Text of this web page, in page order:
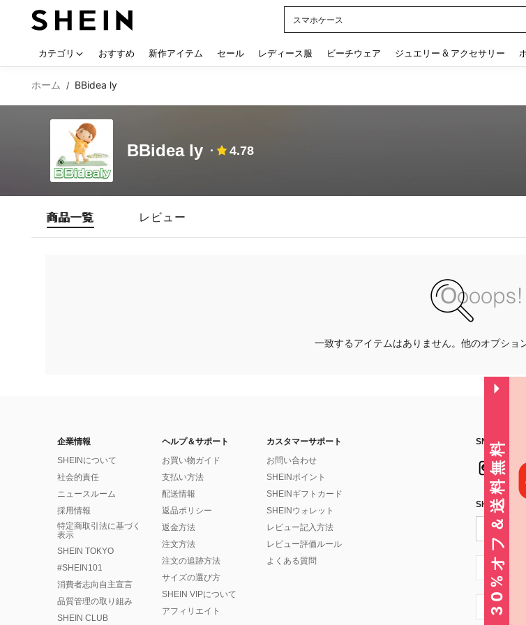
スマホケース
カテゴリ おすすめ 新作アイテム セール レディース服 ビーチウェア ジュエリー & アクセサリー
ホーム / BBidea ly
BBidea ly 4.78
商品一覧 レビュー
一致するアイテムはありません。他のオプショ
企業情報
SHEINについて
社会的責任
ニュースルーム
採用情報
特定商取引法に基づく
表示
SHEIN TOKYO
#SHEIN101
消費者志向自主宣言
品質管理の取り組み
SHEIN CLUB
ヘルプ＆サポート
お買い物ガイド
支払い方法
配送情報
返品ポリシー
返金方法
注文方法
注文の追跡方法
サイズの選び方
SHEIN VIPについて
アフィリエイト
カスタマーサポート
お問い合わせ
SHEINポイント
SHEINギフトカード
SHEINウォレット
レビュー記入方法
レビュー評価ルール
よくある質問
SNSフォロ
SHEIN
JP + 81
JP + 81
30%オフ＆送料無料